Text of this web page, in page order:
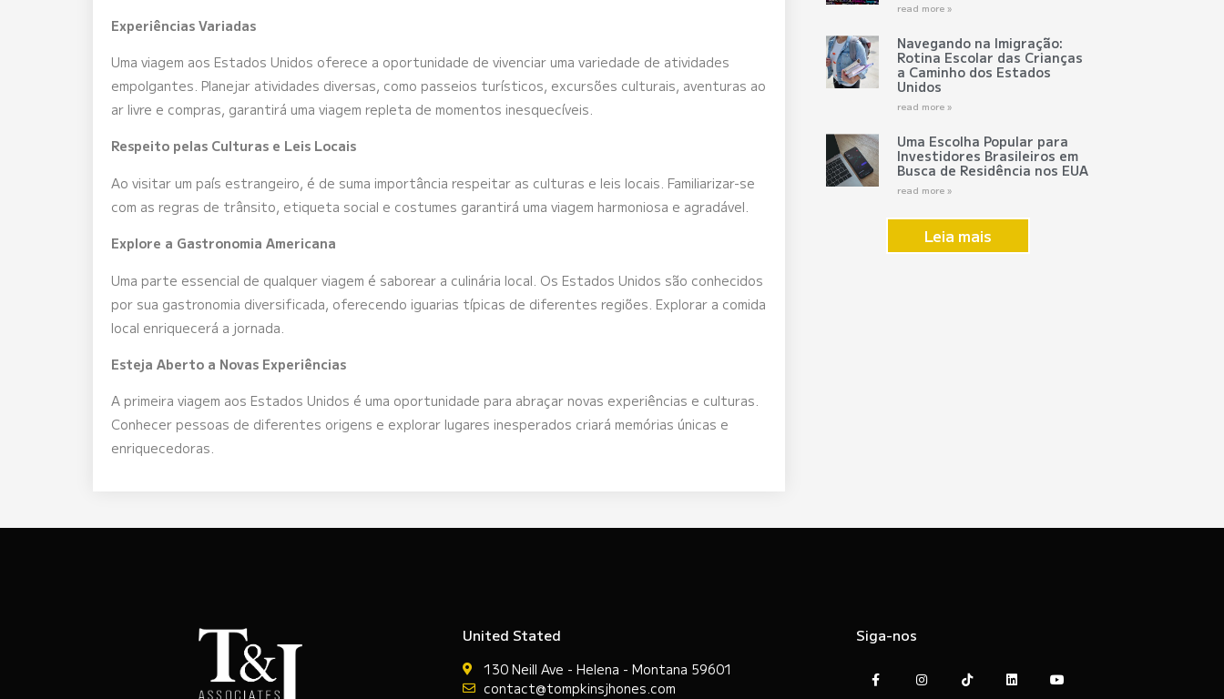
Experiências Variadas
Uma viagem aos Estados Unidos oferece a oportunidade de vivenciar uma variedade de atividades
empolgantes. Planejar atividades diversas, como passeios turísticos, excursões culturais, aventuras ao
ar livre e compras, garantirá uma viagem repleta de momentos inesquecíveis.
Respeito pelas Culturas e Leis Locais
Ao visitar um país estrangeiro, é de suma importância respeitar as culturas e leis locais. Familiarizar-se
com as regras de trânsito, etiqueta social e costumes garantirá uma viagem harmoniosa e agradável.
Explore a Gastronomia Americana
Uma parte essencial de qualquer viagem é saborear a culinária local. Os Estados Unidos são conhecidos
por sua gastronomia diversificada, oferecendo iguarias típicas de diferentes regiões. Explorar a comida
local enriquecerá a jornada.
Esteja Aberto a Novas Experiências
A primeira viagem aos Estados Unidos é uma oportunidade para abraçar novas experiências e culturas.
Conhecer pessoas de diferentes origens e explorar lugares inesperados criará memórias únicas e
enriquecedoras.
read more »
Navegando na Imigração:
Rotina Escolar das Crianças
a Caminho dos Estados
Unidos
read more »
Uma Escolha Popular para
Investidores Brasileiros em
Busca de Residência nos EUA
read more »
Leia mais
United Stated
130 Neill Ave - Helena - Montana 59601
contact@tompkinsjhones.com
Siga-nos